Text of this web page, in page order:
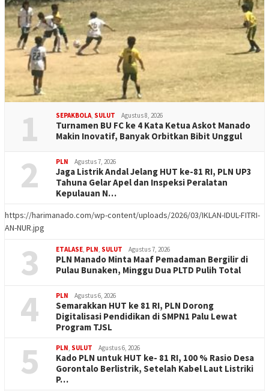
1 SEPAKBOLA, SULUT Agustus 8, 2026
Turnamen BU FC ke 4 Kata Ketua Askot Manado
Makin Inovatif, Banyak Orbitkan Bibit Unggul
2 PLN Agustus 7, 2026
Jaga Listrik Andal Jelang HUT ke-81 RI, PLN UP3
Tahuna Gelar Apel dan Inspeksi Peralatan
Kepulauan N…
https://harimanado.com/wp-content/uploads/2026/03/IKLAN-IDUL-FITRI-
AN-NUR.jpg
3 ETALASE, PLN, SULUT Agustus 7, 2026
PLN Manado Minta Maaf Pemadaman Bergilir di
Pulau Bunaken, Minggu Dua PLTD Pulih Total
4 PLN Agustus 6, 2026
Semarakkan HUT ke 81 RI, PLN Dorong
Digitalisasi Pendidikan di SMPN1 Palu Lewat
Program TJSL
5 PLN, SULUT Agustus 6, 2026
Kado PLN untuk HUT ke- 81 RI, 100 % Rasio Desa
Gorontalo Berlistrik, Setelah Kabel Laut Listriki
P…